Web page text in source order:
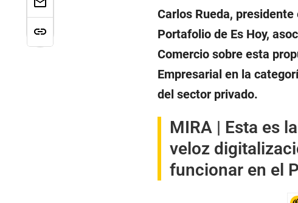
Carlos Rueda,
Portafolio de Es Hoy,
Comercio sobre esta
Empresarial en la
del sector privado.
MIRA | Esta es
veloz
funcionar en el